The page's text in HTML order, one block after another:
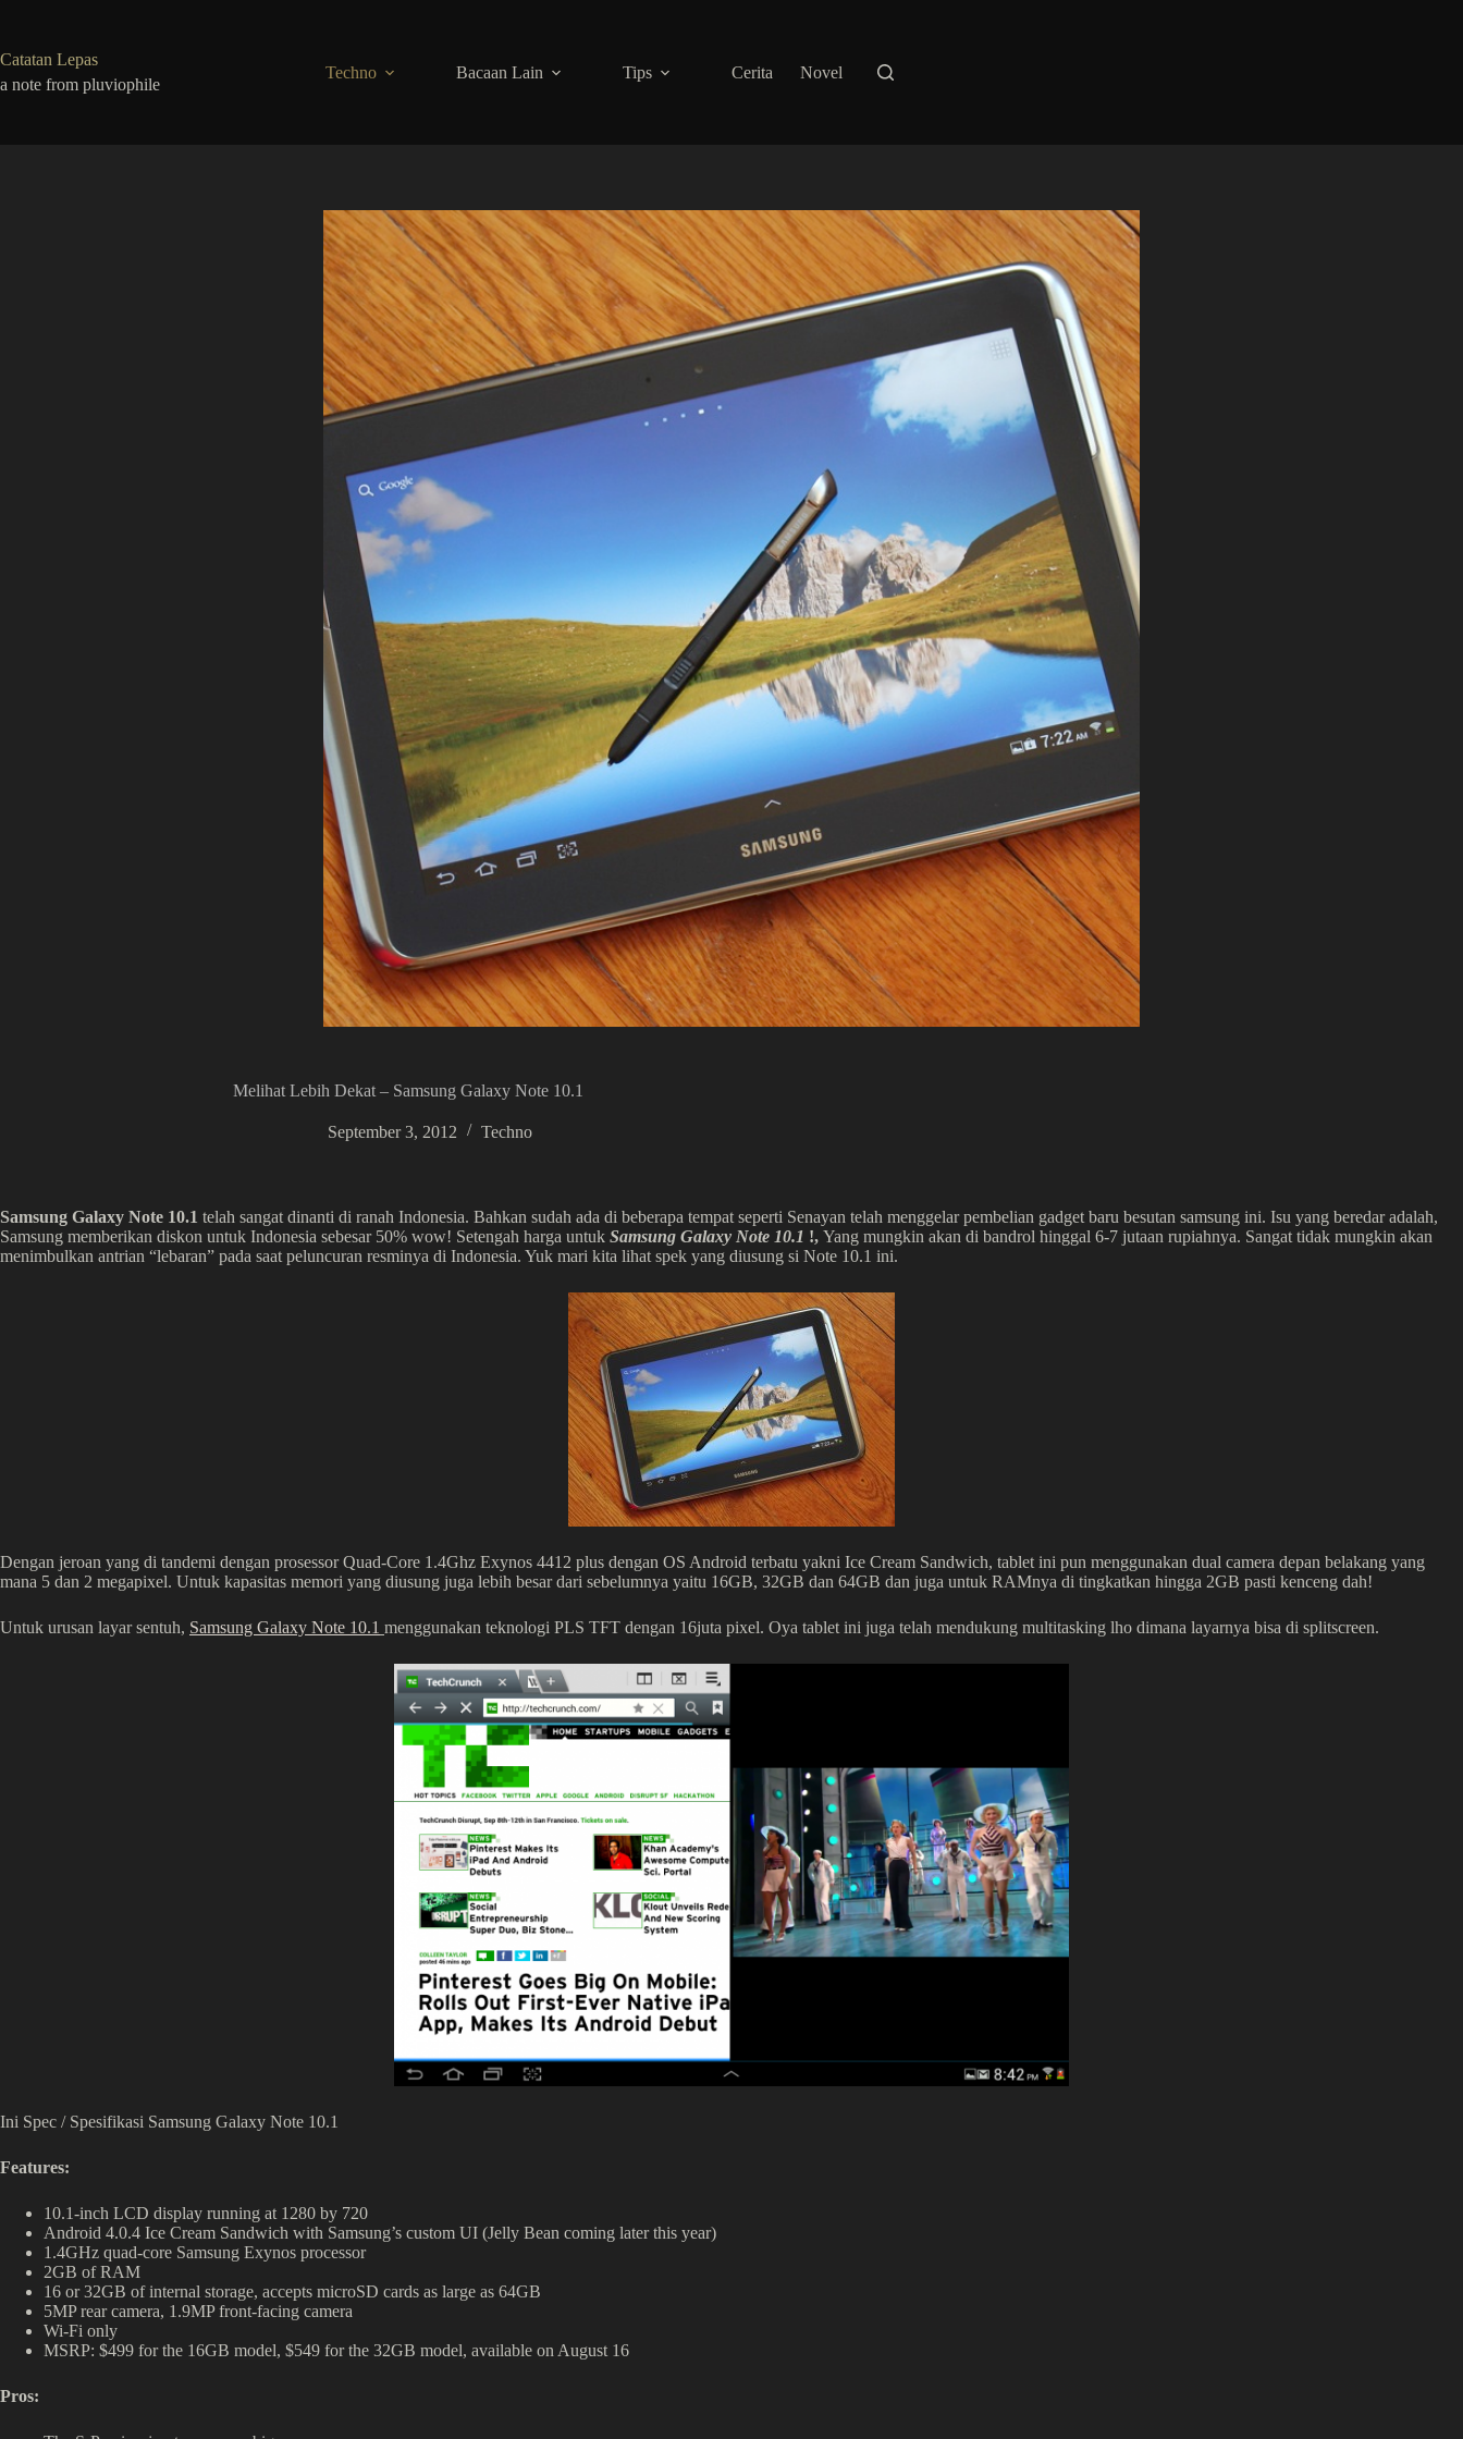
Catatan Lepas
a note from pluviophile
Techno Bacaan Lain Tips Cerita Novel
Melihat Lebih Dekat – Samsung Galaxy Note 10.1
September 3, 2012 Techno
Samsung Galaxy Note 10.1 telah sangat dinanti di ranah Indonesia. Bahkan sudah ada di beberapa tempat seperti Senayan telah menggelar pembelian gadget baru besutan samsung ini. Isu yang beredar adalah,
Samsung memberikan diskon untuk Indonesia sebesar 50% wow! Setengah harga untuk Samsung Galaxy Note 10.1 !, Yang mungkin akan di bandrol hinggal 6-7 jutaan rupiahnya. Sangat tidak mungkin akan
menimbulkan antrian “lebaran” pada saat peluncuran resminya di Indonesia. Yuk mari kita lihat spek yang diusung si Note 10.1 ini.
Dengan jeroan yang di tandemi dengan prosessor Quad-Core 1.4Ghz Exynos 4412 plus dengan OS Android terbatu yakni Ice Cream Sandwich, tablet ini pun menggunakan dual camera depan belakang yang
mana 5 dan 2 megapixel. Untuk kapasitas memori yang diusung juga lebih besar dari sebelumnya yaitu 16GB, 32GB dan 64GB dan juga untuk RAMnya di tingkatkan hingga 2GB pasti kenceng dah!
Untuk urusan layar sentuh, Samsung Galaxy Note 10.1 menggunakan teknologi PLS TFT dengan 16juta pixel. Oya tablet ini juga telah mendukung multitasking lho dimana layarnya bisa di splitscreen.
Ini Spec / Spesifikasi Samsung Galaxy Note 10.1
Features:
10.1-inch LCD display running at 1280 by 720
Android 4.0.4 Ice Cream Sandwich with Samsung’s custom UI (Jelly Bean coming later this year)
1.4GHz quad-core Samsung Exynos processor
2GB of RAM
16 or 32GB of internal storage, accepts microSD cards as large as 64GB
5MP rear camera, 1.9MP front-facing camera
Wi-Fi only
MSRP: $499 for the 16GB model, $549 for the 32GB model, available on August 16
Pros: